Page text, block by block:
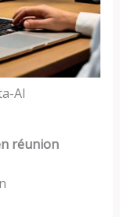
AI
réunion